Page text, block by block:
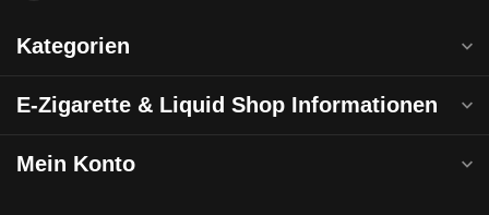
Kategorien
E-Zigarette & Liquid Shop Informationen
Mein Konto